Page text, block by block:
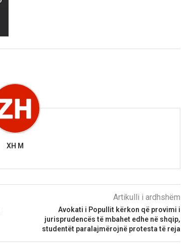
XH M
Artikulli i ardhshëm
Avokati i Popullit kërkon që provimi i
jurisprudencës të mbahet edhe në shqip,
studentët paralajmërojnë protesta të reja